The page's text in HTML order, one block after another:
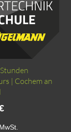
| Cochem an